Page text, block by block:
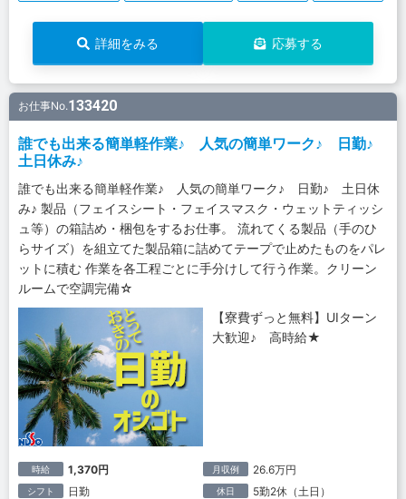
詳細をみる 応募する
お仕事No.133420
誰でも出来る簡単軽作業♪ 人気の簡単ワーク♪ 日勤♪
土日休み♪
誰でも出来る簡単軽作業♪ 人気の簡単ワーク♪ 日勤♪ 土日休
み♪ 製品（フェイスシート・フェイスマスク・ウェットティッシ
ュ等）の箱詰め・梱包をするお仕事。 流れてくる製品（手のひ
らサイズ）を組立てた製品箱に詰めてテープで止めたものをパレ
ットに積む 作業を各工程ごとに手分けして行う作業。クリーン
ルームで空調完備☆
【寮費ずっと無料】UIターン
大歓迎♪ 高時給★
時給 1,370円 月収例 26.6万円
シフト 日勤 休日 5勤2休（土日）